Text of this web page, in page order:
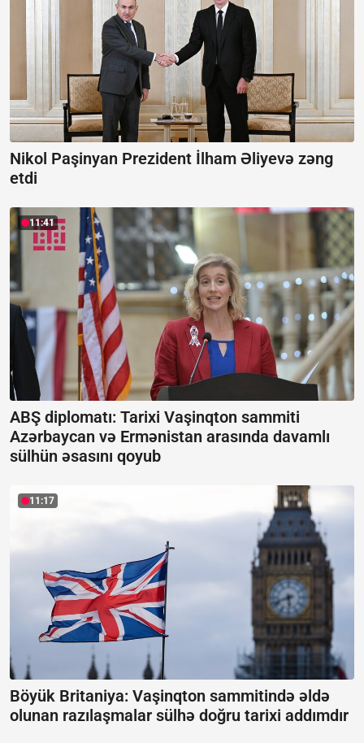
Nikol Paşinyan Prezident İlham Əliyevə zəng
etdi
11:41
ABŞ diplomatı: Tarixi Vaşinqton sammiti
Azərbaycan və Ermənistan arasında davamlı
sülhün əsasını qoyub
11:17
Böyük Britaniya: Vaşinqton sammitində əldə
olunan razılaşmalar sülhə doğru tarixi addımdır